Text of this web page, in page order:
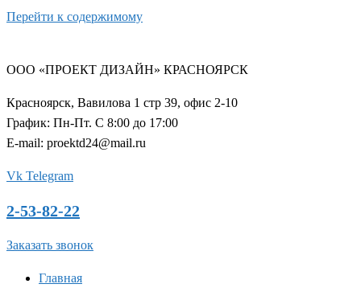
Перейти к содержимому
ООО «ПРОЕКТ ДИЗАЙН» КРАСНОЯРСК
Красноярск, Вавилова 1 стр 39, офис 2-10
График: Пн-Пт. С 8:00 до 17:00
E-mail: proektd24@mail.ru
Vk Telegram
2-53-82-22
Заказать звонок
Главная